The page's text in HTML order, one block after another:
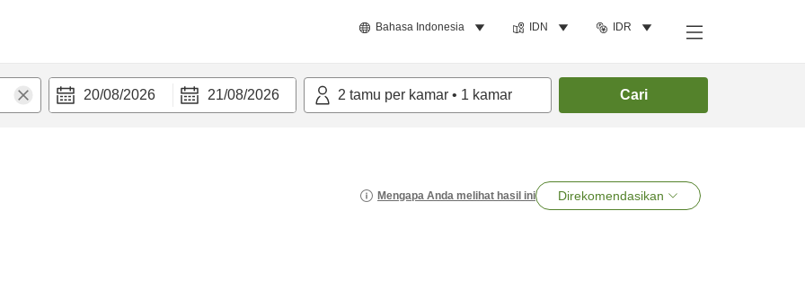
Bahasa Indonesia IDN IDR
20/08/2026 21/08/2026 2 tamu per kamar • 1 kamar Cari
Mengapa Anda melihat hasil ini Direkomendasikan